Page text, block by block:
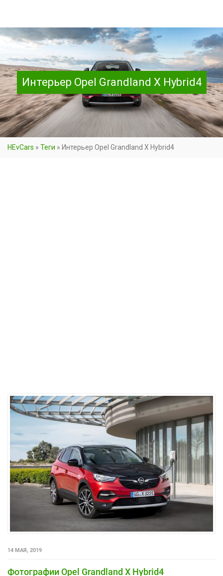
Интерьер Opel Grandland X Hybrid4
HEvCars » Теги » Интерьер Opel Grandland X Hybrid4
14 МАЯ, 2019
Фотографии Opel Grandland X Hybrid4